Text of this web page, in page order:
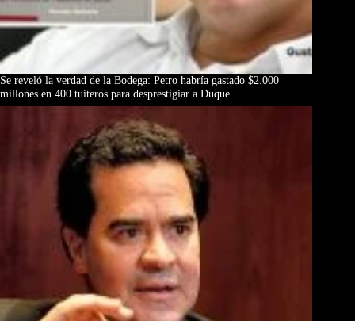
Se reveló la verdad de la Bodega: Petro habría gastado $2.000
millones en 400 tuiteros para desprestigiar a Duque